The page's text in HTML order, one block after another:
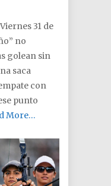
31 de
no
golean sin
saca
con
punto
More…